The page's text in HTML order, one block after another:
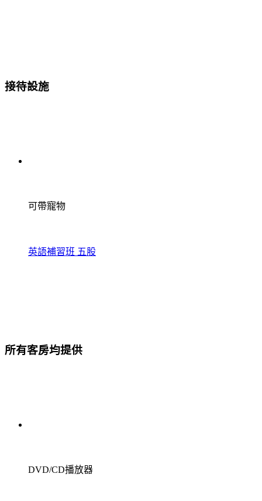
接待設施
可帶寵物
英語補習班 五股
所有客房均提供
DVD/CD播放器